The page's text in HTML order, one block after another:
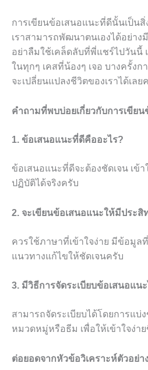
การเขียนข้อเสนอแนะที่ดีนั้นเป็น
เราสามารถพัฒนาตนเองได้อย่า
อย่าลืมใช้เคล็ดลับที่พี่แชร์ไปวันนี้
ในทุกๆ เคสที่น้องๆ เจอ บางครั้ง
จะเปลี่ยนแปลงชีวิตของเราได้เลย
คำถามที่พบบ่อยเกี่ยวกับการเขียน
1. ข้อเสนอแนะที่ดีคืออะไร?
ข้อเสนอแนะที่ดีจะต้องชัดเจน เข้า
ปฏิบัติได้จริงครับ
2. จะเขียนข้อเสนอแนะให้มีประสิ
ควรใช้ภาษาที่เข้าใจง่าย มีข้อมูล
แนวทางแก้ไขให้ชัดเจนครับ
3. มีวิธีการจัดระเบียบข้อเสนอแน
สามารถจัดระเบียบได้โดยการแบ่
หมวดหมู่หรือธีม เพื่อให้เข้าใจง่า
ต่อยอดจากหัวข้อวิเคราะห์ตัวอย่า